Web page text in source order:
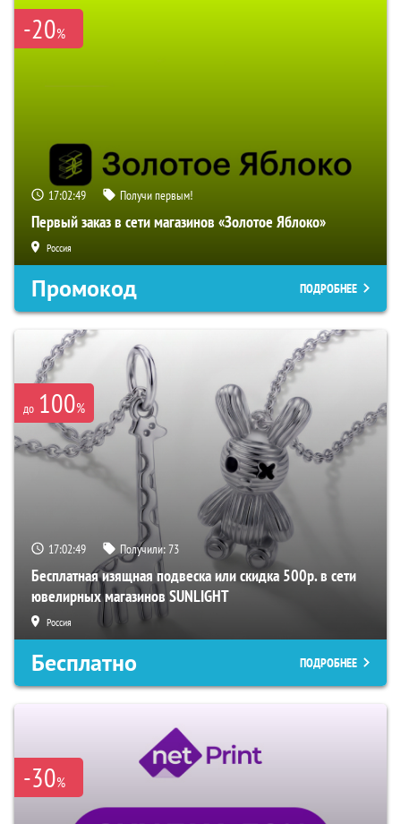
-20%
17:02:48 Получи первым!
Первый заказ в сети магазинов «Золотое Яблоко»
Россия
Промокод ПОДРОБНЕЕ
до 100%
17:02:48 Получили:73
Бесплатная изящная подвеска или скидка 500р. в сети
ювелирных магазинов SUNLIGHT
Россия
Бесплатно ПОДРОБНЕЕ
-30%